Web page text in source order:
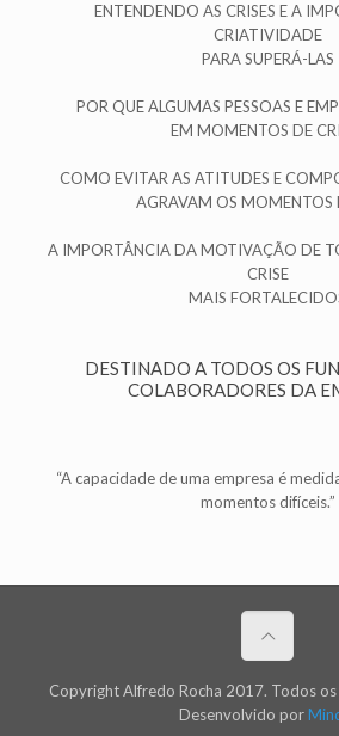
ENTENDENDO AS CRISES E A
CRIATIVIDADE
PARA SUPERÁ-LAS
POR QUE ALGUMAS PESSOAS E
EM MOMENTOS DE
COMO EVITAR AS ATITUDES E
AGRAVAM OS MOMENTOS
A IMPORTÂNCIA DA MOTIVAÇÃO DE
CRISE
MAIS
DESTINADO A TODOS OS
COLABORADORES DA
“A capacidade de uma empresa é
momentos difíceis.”
Copyright Alfredo Rocha 2017. Todos
Desenvolvido por